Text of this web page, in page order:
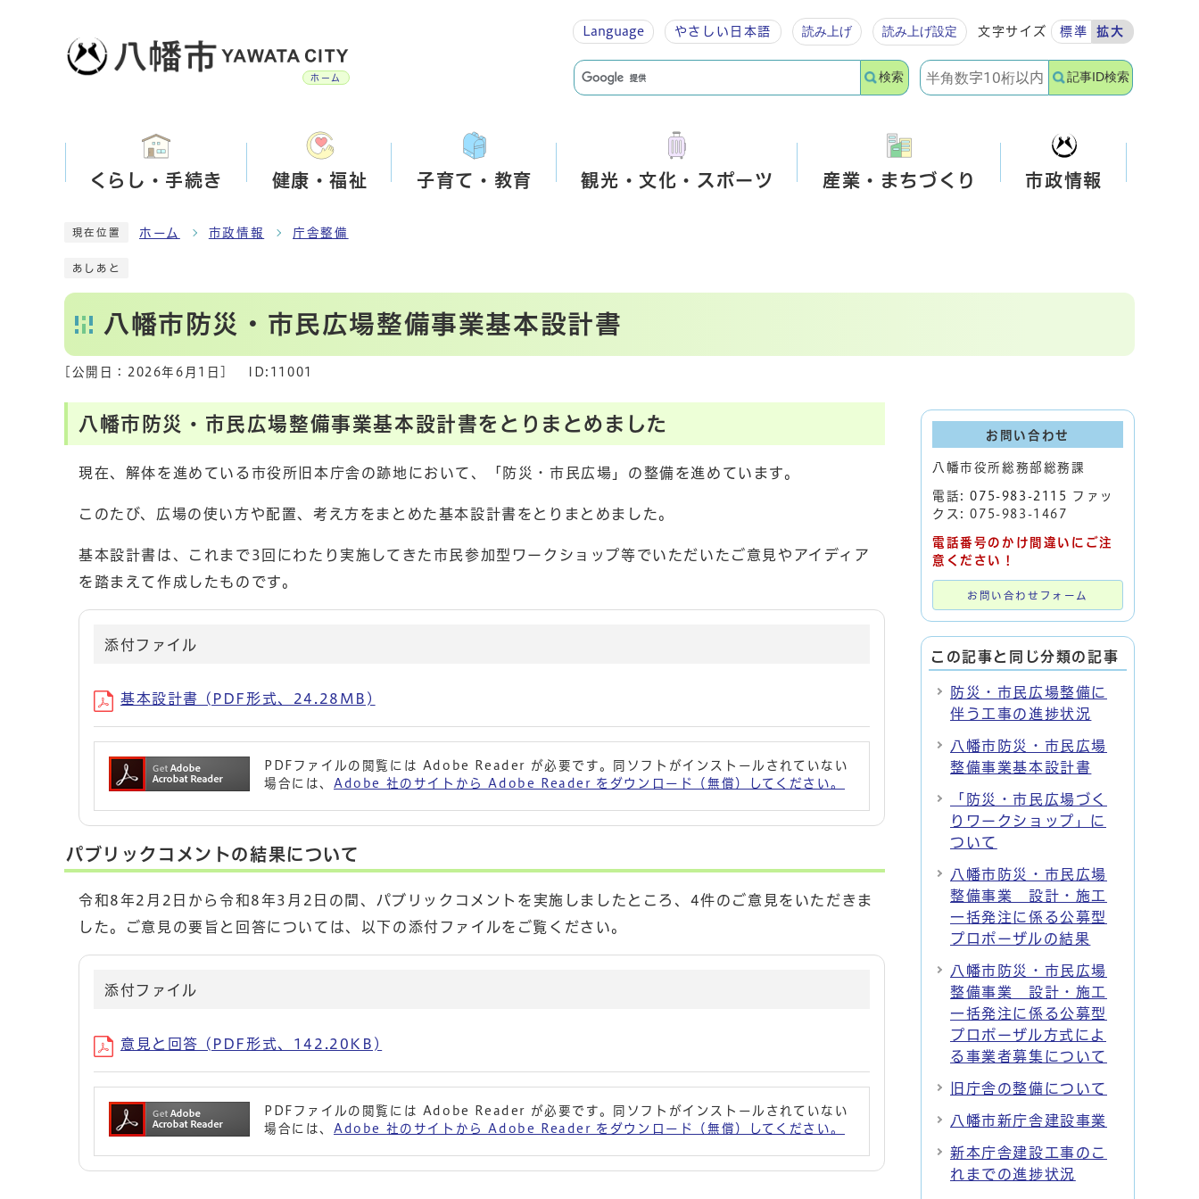
ホーム
Language やさしい 日本語 読み上げ 読み上げ設定 文字サイズ 標準 拡大
検索 記事ID検索
くらし・手続き 健康・福祉 子育て・教育 観光・文化・スポーツ 産業・まちづくり 市政情報
現在位置 ホーム 市政情報 庁舎整備
あしあと
八幡市防災・市民広場整備事業基本設計書
[公開日： 2026年6月1日 ID:11001
八幡市防災・市民広場整備事業基本設計書をとりまとめました
現在、解体を進めている市役所旧本庁舎の跡地において、「防災・市民広場」の整備を進めています。
このたび、広場の使い方や配置、考え方をまとめた基本設計書をとりまとめました。
基本設計書は、これまで3回にわたり実施してきた市民参加型ワークショップ等でいただいたご意見やアイディア
を踏まえて作成したものです。
添付ファイル
基本設計書 (PDF形式、24.28MB)
PDFファイルの閲覧には Adobe Reader が必要です。同ソフトがインストールされていない
場合には、 Adobe 社のサイトから Adobe Reader をダウンロード（無償）してください。
パブリックコメントの結果について
令和8年2月2日から令和8年3月2日の間、パブリックコメントを実施しましたところ、4件のご意見をいただきま
した。ご意見の要旨と回答については、以下の添付ファイルをご覧ください。
添付ファイル
意見と回答 (PDF形式、142.20KB)
PDFファイルの閲覧には Adobe Reader が必要です。同ソフトがインストールされていない
場合には、 Adobe 社のサイトから Adobe Reader をダウンロード（無償）してください。
お問い合わせ
八幡市役所総務部総務課
電話:075-983-2115
ファッ
クス: 075-983-1467
電話番号のかけ間違いにご注
意ください！
お問い合わせフォーム
この記事と同じ分類の記事
防災・市民広場整備に
伴う工事の進捗状況
八幡市防災・市民広場
整備事業基本設計書
「防災・市民広場づく
りワークショップ」に
ついて
八幡市防災・市民広場
整備事業 設計・施工
一括発注に係る公募型
プロポーザルの結果
八幡市防災・市民広場
整備事業 設計・施工
一括発注に係る公募型
プロポーザル方式によ
る事業者募集について
旧庁舎の整備について
八幡市新庁舎建設事業
新本庁舎建設工事のこ
れまでの進捗状況